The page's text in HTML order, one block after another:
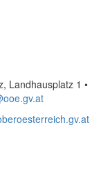
Landhausplatz 1 •